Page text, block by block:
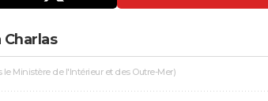
Ministère de l'Intérieur et des Outre-Mer)